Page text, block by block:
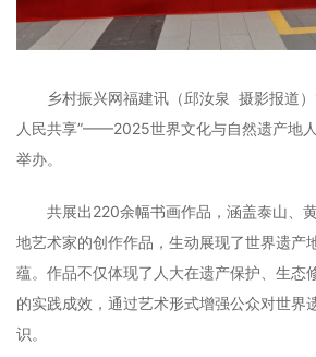
乡村振兴网福建讯（邱汝泉 摄影报道
人民共享”——2025世界文化与自然遗产地
举办。
共展出220余幅书画作品，涵盖泰山、
地艺术家的创作作品，生动展现了世界遗产
蕴。作品不仅体现了人大在遗产保护、生态
的实践成效，通过艺术形式增强公众对世界
识。